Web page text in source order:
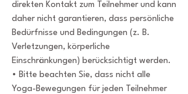
direkten Kontakt zum Teilnehmer und kann
daher nicht garantieren, dass persönliche
Bedürfnisse und Bedingungen (z. B.
Verletzungen, körperliche
Einschränkungen) berücksichtigt werden.
• Bitte beachten Sie, dass nicht alle
Yoga-Bewegungen für jeden Teilnehmer